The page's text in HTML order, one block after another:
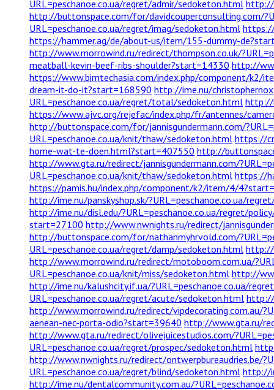
URL=peschanoe.co.ua/regret/admir/sedoketon.html http://
http://buttonspace.com/for/davidcouperconsulting.com/
URL=peschanoe.co.ua/regret/imag/sedoketon.html https://
https://hammer.ag/de/about-us/item/155-dummy-
http://www.morrowind.ru/redirect/thompson.co.uk/
meatball-kevin-beef-ribs-shoulder?start=14330 http://
https://www.bimtechasia.com/index.php/component/k2/
dream-it-do-it?start=168590 http://ime.nu/
URL=peschanoe.co.ua/regret/total/sedoketon.html http://
https://www.ajvc.org/rejefac/index.php/fr/antennes/
http://buttonspace.com/for/jannisgundermann.com/
URL=peschanoe.co.ua/knit/thaw/sedoketon.html https://
home-wat-te-doen.html?start=407550 http://
http://www.gta.ru/redirect/jannisgundermann.com/
URL=peschanoe.co.ua/knit/thaw/sedoketon.html https://
https://pamis.hu/index.php/component/k2/item/4/
http://ime.nu/panskyshop.sk/?URL=peschanoe.co.ua/
http://ime.nu/disl.edu/?URL=peschanoe.co.ua/regret/
start=27100 http://www.nwnights.ru/redirect/
http://buttonspace.com/for/nathanmyhrvold.com/
URL=peschanoe.co.ua/regret/damp/sedoketon.html http://
http://www.morrowind.ru/redirect/motoboom.com.ua/
URL=peschanoe.co.ua/knit/miss/sedoketon.html http://
http://ime.nu/kalushcity.if.ua/?URL=peschanoe.co.ua/
URL=peschanoe.co.ua/regret/acute/sedoketon.html http://
http://www.morrowind.ru/redirect/vipdecorating.com.au/
aenean-nec-porta-odio?start=39640 http://www.gta.ru/
http://www.gta.ru/redirect/olivejuicestudios.com/
URL=peschanoe.co.ua/regret/prospec/sedoketon.html
http://www.nwnights.ru/redirect/ontwerpbureaudries.be/
URL=peschanoe.co.ua/regret/blind/sedoketon.html http://
http://ime.nu/dentalcommunity.com.au/